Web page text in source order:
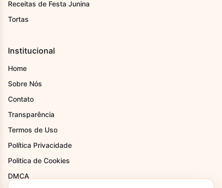
Receitas de Festa Junina
Tortas
Institucional
Home
Sobre Nós
Contato
Transparência
Termos de Uso
Política Privacidade
Politica de Cookies
DMCA